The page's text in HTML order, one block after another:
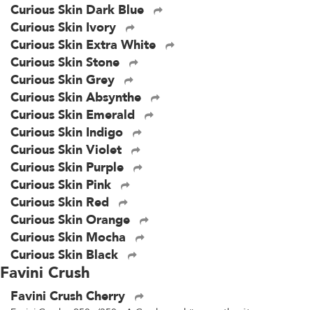
Curious Skin Dark Blue
Curious Skin Ivory
Curious Skin Extra White
Curious Skin Stone
Curious Skin Grey
Curious Skin Absynthe
Curious Skin Emerald
Curious Skin Indigo
Curious Skin Violet
Curious Skin Purple
Curious Skin Pink
Curious Skin Red
Curious Skin Orange
Curious Skin Mocha
Curious Skin Black
Favini Crush
Favini Crush Cherry